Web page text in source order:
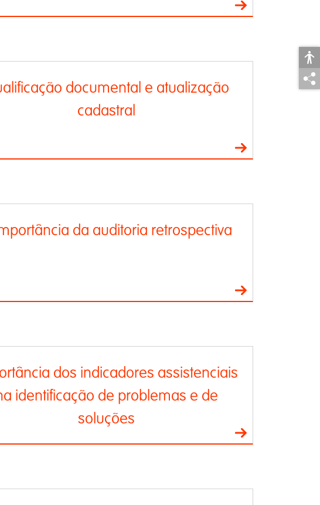
documental e atualização
cadastral
da auditoria retrospectiva
dos indicadores assistenciais
identificação de problemas e de
soluções